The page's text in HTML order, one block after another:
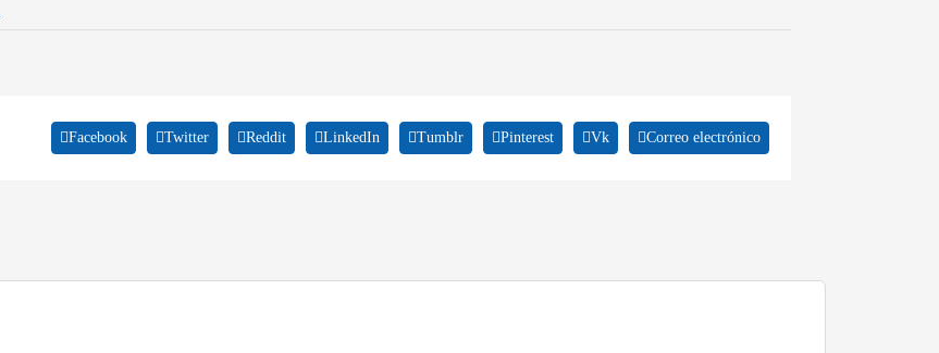
Facebook Twitter Reddit LinkedIn Tumblr Pinterest Vk Correo electrónico